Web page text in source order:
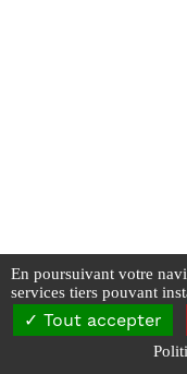
Mentions Légales
Réalisé
En poursuivant votre
services tiers pouvant
Tout accepter